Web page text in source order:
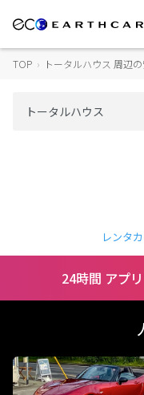
TOP › トータルハウス 周辺
レンタ
24時間 アプ